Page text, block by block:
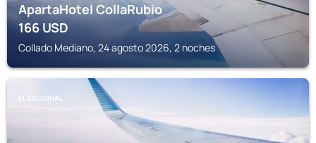
ApartaHotel CollaRubio
166USD
Collado Mediano, 24 agosto 2026, 2 noches
EL ESCORIAL